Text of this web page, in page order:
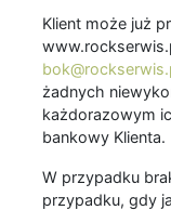
Klient może już
żadnych
każdorazowym
bankowy Klienta.
W przypadku
przypadku, gdy